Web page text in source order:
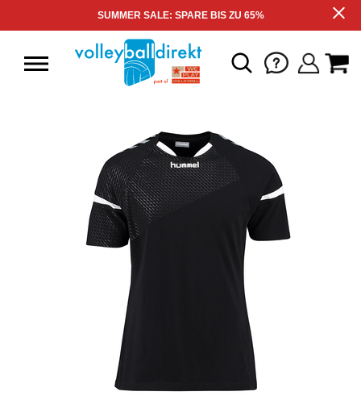
SUMMER SALE: SPARE BIS ZU 65%